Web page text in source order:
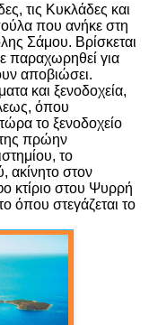
τις Κυκλάδες και
που ανήκε στη
Σάμου. Βρίσκεται
παραχωρηθεί για
αποβιώσει.
και ξενοδοχεία,
όπου
το ξενοδοχείο
της πρώην
το
ακίνητο στον
κτίριο στου Ψυρρή
όπου στεγάζεται το